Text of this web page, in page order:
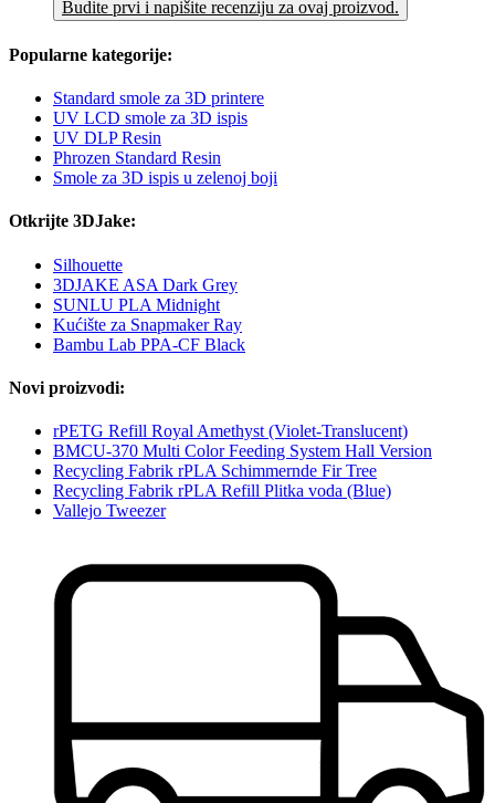
Budite prvi i napišite recenziju za ovaj proizvod.
Popularne kategorije:
Standard smole za 3D printere
UV LCD smole za 3D ispis
UV DLP Resin
Phrozen Standard Resin
Smole za 3D ispis u zelenoj boji
Otkrijte 3DJake:
Silhouette
3DJAKE ASA Dark Grey
SUNLU PLA Midnight
Kućište za Snapmaker Ray
Bambu Lab PPA-CF Black
Novi proizvodi:
rPETG Refill Royal Amethyst (Violet-Translucent)
BMCU-370 Multi Color Feeding System Hall Version
Recycling Fabrik rPLA Schimmernde Fir Tree
Recycling Fabrik rPLA Refill Plitka voda (Blue)
Vallejo Tweezer